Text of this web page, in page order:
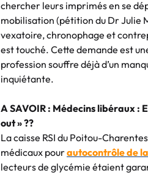
chercher leurs imprimés en se
mobilisation (pétition du Dr Julie
vexatoire, chronophage et
est touché. Cette demande est
profession souffre déjà d’un
inquiétante.
A SAVOIR : Médecins libéraux :
out » ??
La caisse RSI du Poitou-
médicaux pourautocontrôle de
lecteurs de glycémie étaient